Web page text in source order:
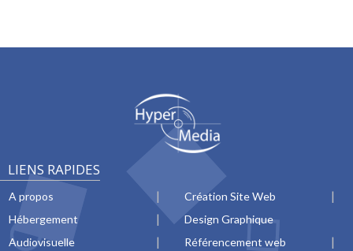
LIENS RAPIDES
A propos
Création Site Web
Hébergement
Design Graphique
Audiovisuelle
Référencement web